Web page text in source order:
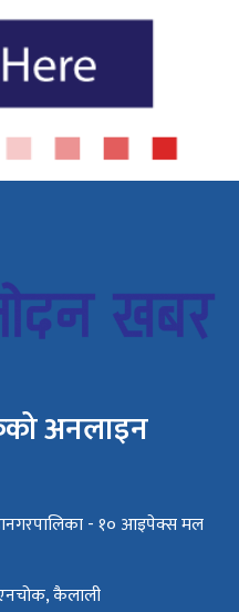
अनलाइन
- १० आइपेक्स मल
कैलाली